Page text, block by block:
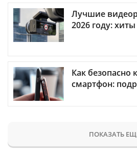
Лучшие
2026 году:
Как безопасно
смартфон:
ПОКАЗАТЬ